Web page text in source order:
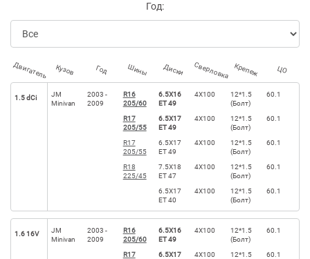
Год:
Двигатель Кузов Год Шины Диски Сверловка Крепеж ЦО
1.5 dCi
JM
Minivan
2003 -
2009
R16
205/60
R17
205/55
R17
205/55
R18
225/45
6.5X16
ET 49
6.5X17
ET 49
6.5X17
ET 49
7.5X18
ET 47
6.5X17
ET 40
4X100
4X100
4X100
4X100
4X100
12*1.5
(Болт)
12*1.5
(Болт)
12*1.5
(Болт)
12*1.5
(Болт)
12*1.5
(Болт)
60.1
60.1
60.1
60.1
60.1
1.6 16V
JM
Minivan
2003 -
2009
R16
205/60
R17
6.5X16
ET 49
6.5X17
4X100
4X100
12*1.5
(Болт)
12*1.5
60.1
60.1